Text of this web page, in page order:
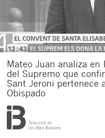
Mateo Juan analiza en
del Supremo que
Sant Jeroni pertenece
Obispado